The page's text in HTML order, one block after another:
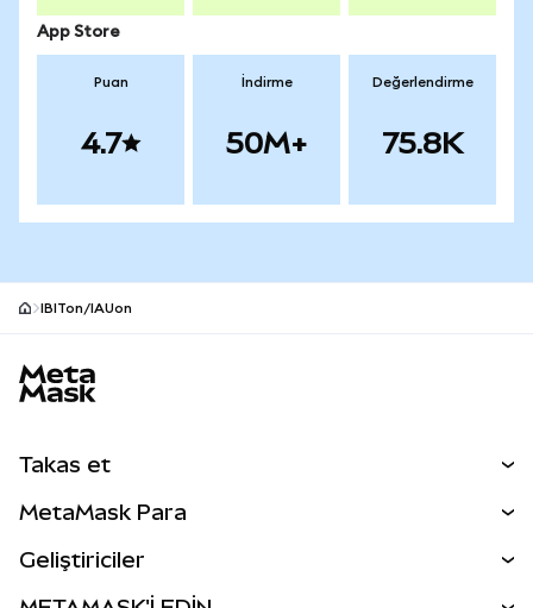
App Store
Puan
4.7
İndirme
50M+
Değerlendirme
75.8K
IBITon/IAUon
Takas et
Perps
MetaMask Para
Geliştiriciler